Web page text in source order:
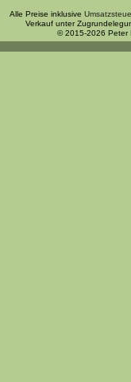
Alle Preise inklusive
Verkauf unter
© 2015-2026 Peter